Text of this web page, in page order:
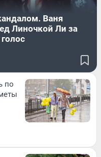
Ваня
Линочкой Ли за
по